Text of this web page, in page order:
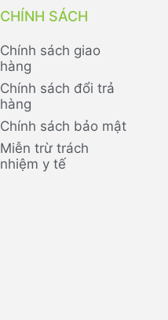
CHÍNH SÁCH
Chính sách giao
hàng
Chính sách đổi trả
hàng
Chính sách bảo mật
Miễn trừ trách
nhiệm y tế